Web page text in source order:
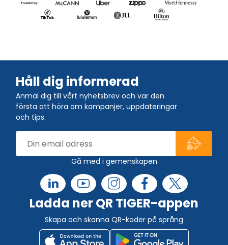
Håll dig informerad
Anmäl dig till vårt nyhetsbrev och var den
första att höra om kampanjer, uppdateringar
och tips.
Gå med i gemenskapen
Ladda ner QR TIGER-appen
Skapa och skanna QR-koder på språng